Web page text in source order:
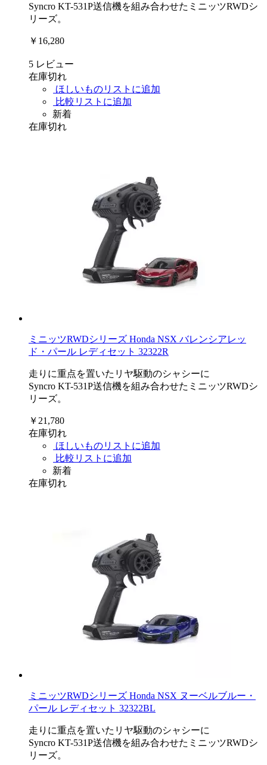
Syncro KT-531P送信機を組み合わせたミニッツRWDシ
リーズ。
￥16,280
5 レビュー
在庫切れ
ほしいものリストに追加
比較リストに追加
新着
在庫切れ
ミニッツRWDシリーズ Honda NSX バレンシアレッ
ド・パール レディセット 32322R
走りに重点を置いたリヤ駆動のシャシーに
Syncro KT-531P送信機を組み合わせたミニッツRWDシ
リーズ。
￥21,780
在庫切れ
ほしいものリストに追加
比較リストに追加
新着
在庫切れ
ミニッツRWDシリーズ Honda NSX ヌーベルブルー・
パール レディセット 32322BL
走りに重点を置いたリヤ駆動のシャシーに
Syncro KT-531P送信機を組み合わせたミニッツRWDシ
リーズ。